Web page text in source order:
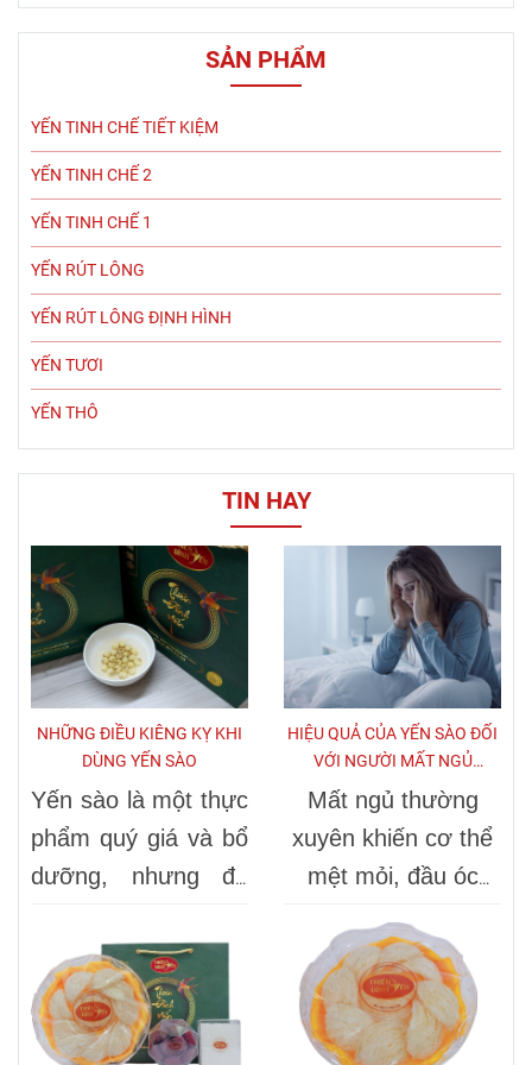
SẢN PHẨM
YẾN TINH CHẾ TIẾT KIỆM
YẾN TINH CHẾ 2
YẾN TINH CHẾ 1
YẾN RÚT LÔNG
YẾN RÚT LÔNG ĐỊNH HÌNH
YẾN TƯƠI
YẾN THÔ
TIN HAY
NHỮNG ĐIỀU KIÊNG KỴ KHI
DÙNG YẾN SÀO
Yến sào là một thực
phẩm quý giá và bổ
dưỡng, nhưng để
dụng và tránh tác
dụng phụ, bạn cần
lưu ý một số điều
HIỆU QUẢ CỦA YẾN SÀO ĐỐI
VỚI NGƯỜI MẤT NGỦ
THƯỜNG XUYÊN
Mất ngủ thường
xuyên khiến cơ thể
mệt mỏi, đầu óc
cáu gắt. Nhiều
người đã tìm đến
Yến sào như một